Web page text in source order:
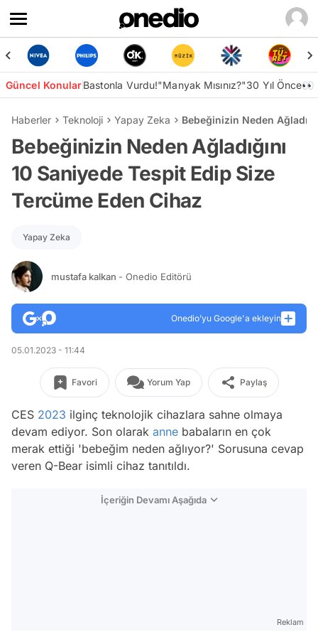
Güncel KonularBastonla Vurdu!"Manyak Mısınız?"30 Yıl Önce👀
Haberler Teknoloji Yapay Zeka Bebeğinizin Neden
Bebeğinizin Neden Ağladığını
10 Saniyede Tespit Edip Size
Tercüme Eden Cihaz
Yapay Zeka
mustafa kalkan - Onedio Editörü
Onedio’yu Google'a ekleyin
05.01.2023 - 11:44
Favori Yorum Yap Paylaş
CES 2023 ilginç teknolojik cihazlara sahne olmaya
devam ediyor. Son olarak anne babaların en çok
merak ettiği 'bebeğim neden ağlıyor?' Sorusuna cevap
veren Q-Bear isimli cihaz tanıtıldı.
İçeriğin Devamı Aşağıda
Reklam